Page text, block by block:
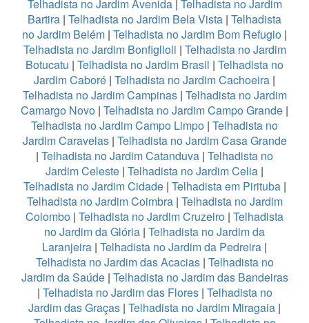
Telhadista no Jardim Avenida| Telhadista no Jardim
Bartira | Telhadista no Jardim Bela Vista | Telhadista
no Jardim Belém | Telhadista no Jardim Bom Refugio |
Telhadista no Jardim Bonfiglioli | Telhadista no Jardim
Botucatu | Telhadista no Jardim Brasil | Telhadista no
Jardim Caboré | Telhadista no Jardim Cachoeira |
Telhadista no Jardim Campinas| Telhadista no Jardim
Camargo Novo | Telhadista no Jardim Campo Grande |
Telhadista no Jardim Campo Limpo | Telhadista no
Jardim Caravelas| Telhadista no Jardim Casa Grande
| Telhadista no Jardim Catanduva | Telhadista no
Jardim Celeste | Telhadista no Jardim Celia |
Telhadista no Jardim Cidade| Telhadista em Pirituba|
Telhadista no Jardim Coimbra| Telhadista no Jardim
Colombo | Telhadista no Jardim Cruzeiro | Telhadista
no Jardim da Glória | Telhadista no Jardim da
Laranjeira | Telhadista no Jardim da Pedreira |
Telhadista no Jardim das Acacias| Telhadista no
Jardim da Saúde| Telhadista no Jardim das Bandeiras
| Telhadista no Jardim das Flores| Telhadista no
Jardim das Graças | Telhadista no Jardim Miragaia |